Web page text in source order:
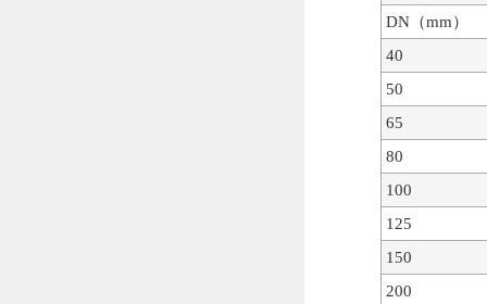
DN（mm）
40
50
65
80
100
125
150
200